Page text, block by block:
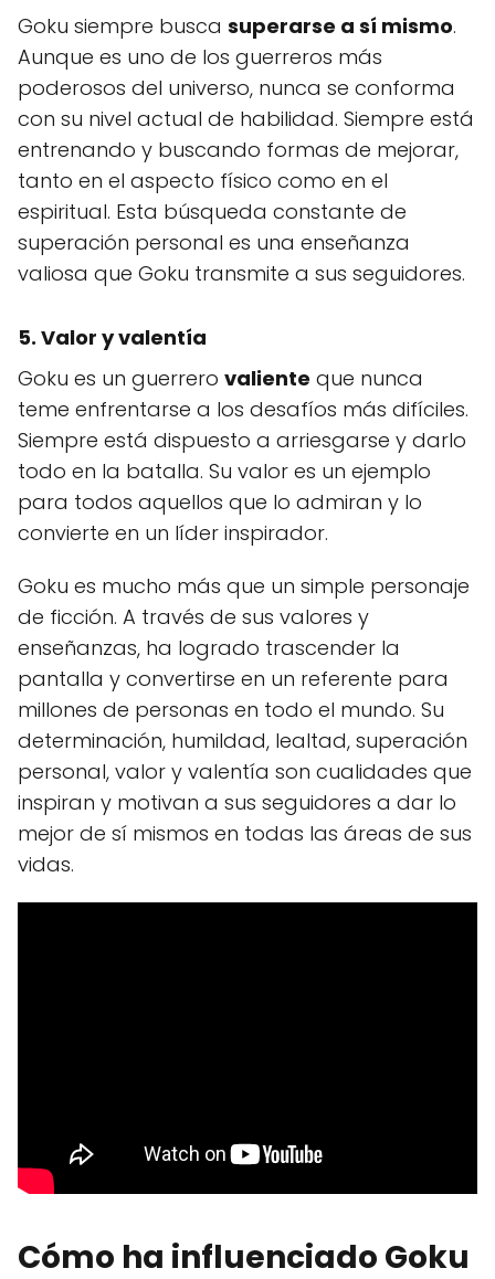
Goku siempre busca superarse a sí mismo.
Aunque es uno de los guerreros más
poderosos del universo, nunca se conforma
con su nivel actual de habilidad. Siempre está
entrenando y buscando formas de mejorar,
tanto en el aspecto físico como en el
espiritual. Esta búsqueda constante de
superación personal es una enseñanza
valiosa que Goku transmite a sus seguidores.
5. Valor y valentía
Goku es un guerrero valiente que nunca
teme enfrentarse a los desafíos más difíciles.
Siempre está dispuesto a arriesgarse y darlo
todo en la batalla. Su valor es un ejemplo
para todos aquellos que lo admiran y lo
convierte en un líder inspirador.
Goku es mucho más que un simple personaje
de ficción. A través de sus valores y
enseñanzas, ha logrado trascender la
pantalla y convertirse en un referente para
millones de personas en todo el mundo. Su
determinación, humildad, lealtad, superación
personal, valor y valentía son cualidades que
inspiran y motivan a sus seguidores a dar lo
mejor de sí mismos en todas las áreas de sus
vidas.
Cómo ha influenciado Goku